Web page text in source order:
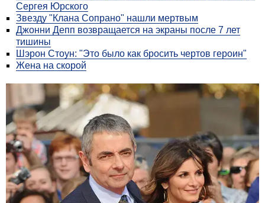
Сергея Юрского
Звезду "Клана Сопрано" нашли мертвым
Джонни Депп возвращается на экраны после 7 лет
тишины
Шэрон Стоун: "Это было как бросить чертов героин"
Жена на скорой